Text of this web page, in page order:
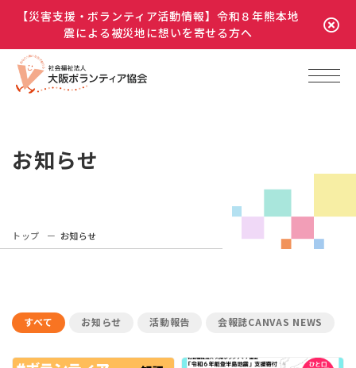
【災害支援・ボランティア活動情報】令和８年熊本地
震による被災地に想いを寄せる方へ
お知らせ
トップ お知らせ
すべて お知らせ 活動報告 会報誌CANVAS NEWS